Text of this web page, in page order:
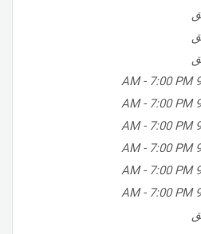
- 7:00 PM
- 7:00 PM
- 7:00 PM
- 7:00 PM
- 7:00 PM
- 7:00 PM